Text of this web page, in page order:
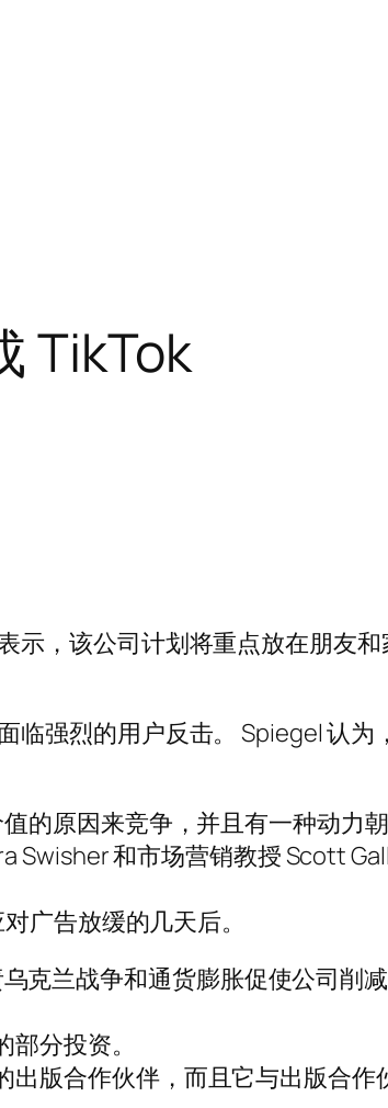
TikTok
示，该公司计划将重点放在朋友
临强烈的用户反击。 Spiegel 认
的原因来竞争，并且有一种动力
Swisher 和市场营销教授 Scott
广告放缓的几天后。
克兰战争和通货膨胀促使公司削
分投资。
版合作伙伴，而且它与出版合